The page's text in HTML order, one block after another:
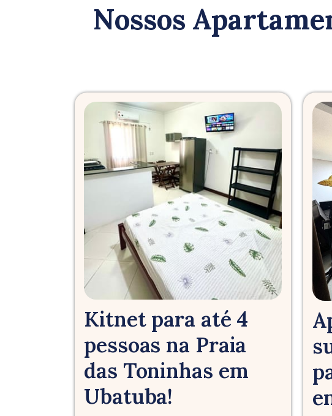
Nossos
Kitnet para até 4
pessoas na Praia
das Toninhas em
Ubatuba!